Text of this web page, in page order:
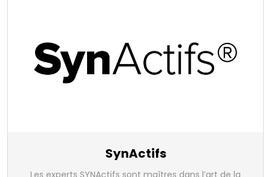
SynActifs
Les experts SYNActifs sont maîtres dans l’art de la